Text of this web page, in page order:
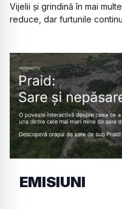
Vijelii și grindină în mai
reduce, dar furtunile
EMISIUNI